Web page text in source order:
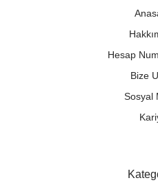
Hesap
Bize
Sosyal